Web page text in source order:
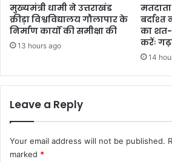
मुख्यमंत्री धामी ने उत्तराखंड
क्रीड़ा विश्वविद्यालय गौलापार के
निर्माण कार्यों की समीक्षा की
13 hours ago
का शत-
करेंः
14
Leave a Reply
Your email address will not be published.
marked *